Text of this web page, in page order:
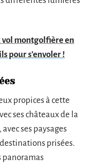
vol montgolfière en
pour s'envoler !
propices à cette
ses châteaux de la
, avec ses paysages
prisées.
panoramas